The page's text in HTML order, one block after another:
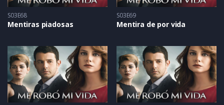
S03E68
Mentiras piadosas
S03E69
Mentira de por vida